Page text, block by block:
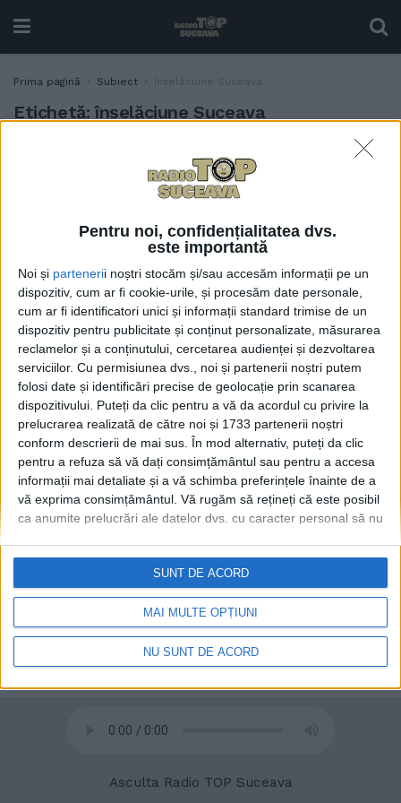
Pentru noi, confidențialitatea dvs.
este importantă
Noi și partenerii noștri stocăm și/sau accesăm informații pe un
dispozitiv, cum ar fi cookie-urile, și procesăm date personale,
cum ar fi identificatori unici și informații standard trimise de un
dispozitiv pentru publicitate și conținut personalizate, măsurarea
reclamelor și a conținutului, cercetarea audienței și dezvoltarea
serviciilor. Cu permisiunea dvs., noi și partenerii noștri putem
folosi date și identificări precise de geolocație prin scanarea
dispozitivului. Puteți da clic pentru a vă da acordul cu privire la
prelucrarea realizată de către noi și 1733 partenerii noștri
conform descrierii de mai sus. În mod alternativ, puteți da clic
pentru a refuza să vă dați consimțământul sau pentru a accesa
informații mai detaliate și a vă schimba preferințele înainte de a
vă exprima consimțământul. Vă rugăm să rețineți că este posibil
ca anumite prelucrări ale datelor dvs. cu caracter personal să nu
astfel de prelucrare. Preferințele dvs. se vor aplica numai
acestui site web. Puteți să vă schimbați preferințele sau să vă
retrageți consimțământul în orice moment, revenind la acest site
și făcând clic pe butonul "Confidențialitate" din partea de jos a
paginii web.
MAI MULTE OPȚIUNI
NU SUNT DE ACORD
SUNT DE ACORD
Prima pagină Subiect înșelăciune Suceava
Etichetă:înșelăciune Suceava
Fost angajat al Primăriei
Suceava, în arest, pentru că
a înșelat un crescător de
afară de la Primărie pentru
că solicita bani de la diferite
persoane
14 MAI, 2026
ACTUALITATE
Poliția Suceava a reținut un
individ care-i înșeală pe cei
care schimbă valută
30 IULIE, 2025
ACTUALITATE
Sucevenii nu cad victime
doar escrocilor din mediul
online. Vechea metodă
”șmen” mai face și ea
15 APRILIE, 2025
Asculta Radio TOP Suceava